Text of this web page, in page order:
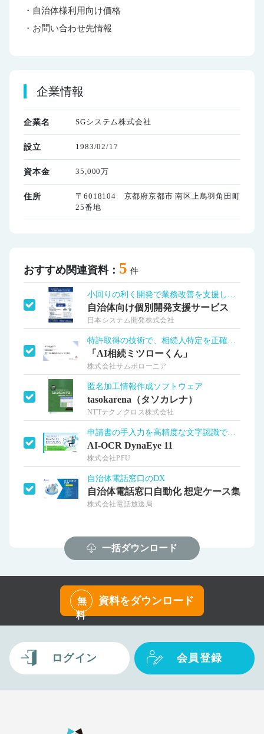
・自治体様利用向け価格
・お問い合わせ先情報
企業情報
企業名 SGシステム株式会社
設立 1983/02/17
資本金 35,000万
住所
〒6018104 京都府京都市 南区上鳥羽角田町
25番地
おすすめ関連資料： 5 件
自治体向け個別開発支援サービス
日本システム開発株式会社
「AI相続ミツローくん」
株式会社サムポローニア
匿名加工情報作成ソフトウェア
tasokarena（タソカレナ）
NTTテクノクロス株式会社
AI-OCR DynaEye 11
株式会社PFU
自治体電話窓口のDX
自治体電話窓口自動化 想定ケース集
株式会社電話放送局
一括ダウンロード
無
料
資料をダウンロード
ログイン 会員登録